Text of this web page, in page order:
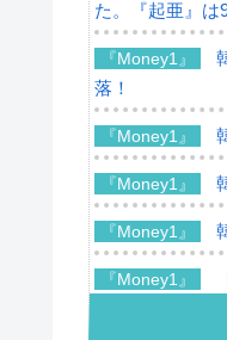
た。『起亜』は
『Money1』
落！
『Money1』
『Money1』
『Money1』
『Money1』